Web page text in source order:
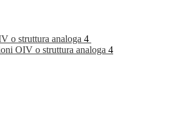
o struttura analoga 4
OIV o struttura analoga 4